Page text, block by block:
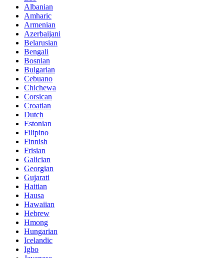
Albanian
Amharic
Armenian
Azerbaijani
Belarusian
Bengali
Bosnian
Bulgarian
Cebuano
Chichewa
Corsican
Croatian
Dutch
Estonian
Filipino
Finnish
Frisian
Galician
Georgian
Gujarati
Haitian
Hausa
Hawaiian
Hebrew
Hmong
Hungarian
Icelandic
Igbo